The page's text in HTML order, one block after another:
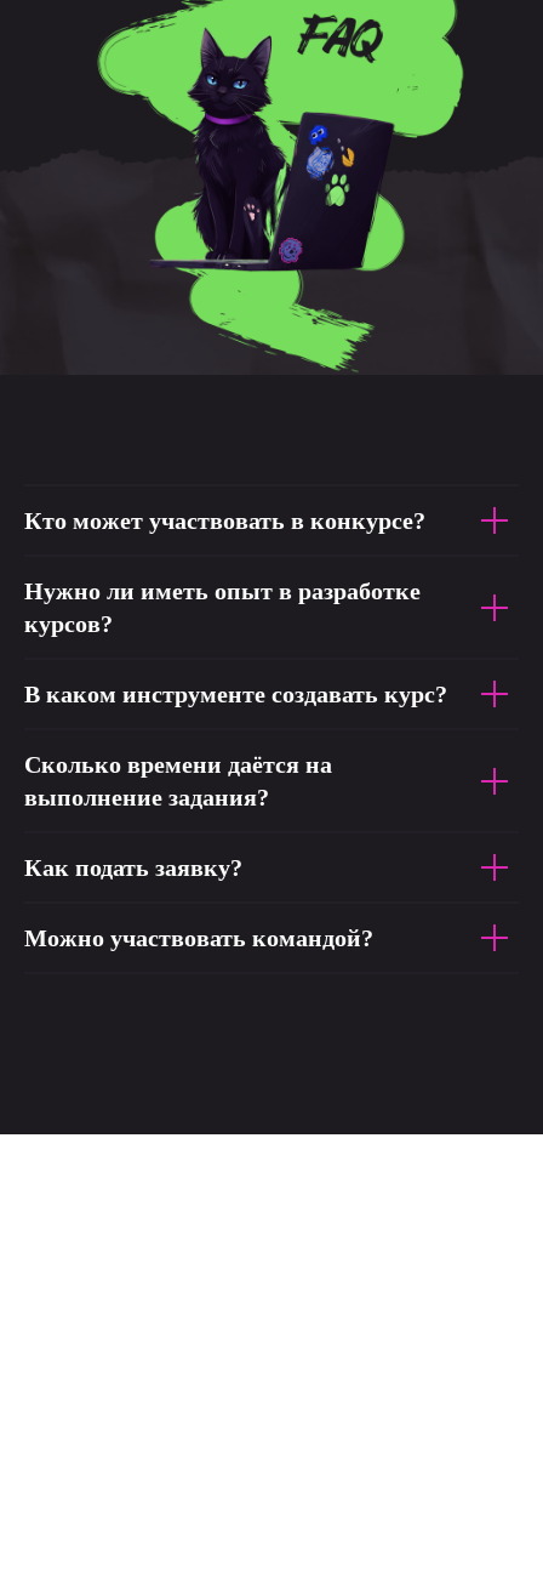
Кто может участвовать в конкурсе?
Нужно ли иметь опыт в разработке
курсов?
В каком инструменте создавать курс?
Сколько времени даётся на
выполнение задания?
Как подать заявку?
Можно участвовать командой?